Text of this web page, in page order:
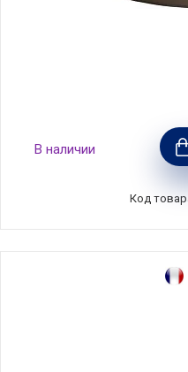
Набор из двух
керамика,
Emile Henry,
В наличии
Код